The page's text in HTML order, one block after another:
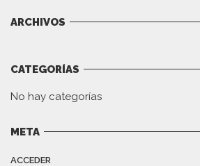
ARCHIVOS
CATEGORÍAS
No hay categorías
META
ACCEDER